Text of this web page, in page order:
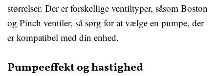
størrelser. Der er forskellige ventiltyper, såsom Boston
og Pinch ventiler, så sørg for at vælge en pumpe, der
er kompatibel med din enhed.
Pumpeeffekt og hastighed